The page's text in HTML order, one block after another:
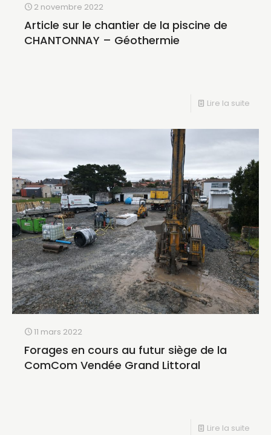
2 novembre 2022
Article sur le chantier de la piscine de
CHANTONNAY – Géothermie
Lire la suite
11 mars 2022
Forages en cours au futur siège de la
ComCom Vendée Grand Littoral
Lire la suite